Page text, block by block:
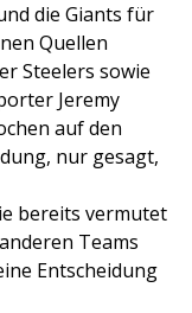
die Giants für
Quellen
Steelers sowie
Jeremy
auf den
nur gesagt,
bereits vermutet
Teams
Entscheidung